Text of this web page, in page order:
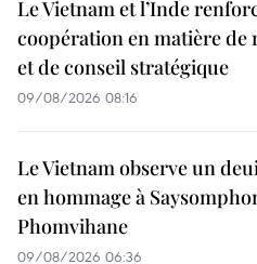
Le Vietnam et l’Inde
coopération en matière de
et de conseil stratégique
09/08/2026 08:16
Le Vietnam observe un
en hommage à
Phomvihane
09/08/2026 06:36